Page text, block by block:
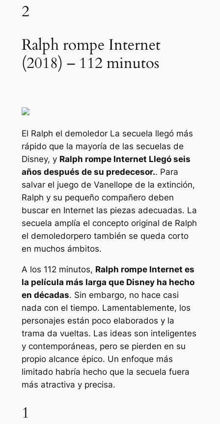
2
Ralph rompe Internet
(2018) – 112 minutos
El Ralph el demoledor La secuela llegó más
rápido que la mayoría de las secuelas de
Disney, y Ralph rompe Internet Llegó seis
años después de su predecesor.. Para
salvar el juego de Vanellope de la extinción,
Ralph y su pequeño compañero deben
buscar en Internet las piezas adecuadas. La
secuela amplía el concepto original de Ralph
el demoledorpero también se queda corto
en muchos ámbitos.
A los 112 minutos, Ralph rompe Internet es
la película más larga que Disney ha hecho
en décadas. Sin embargo, no hace casi
nada con el tiempo. Lamentablemente, los
personajes están poco elaborados y la
trama da vueltas. Las ideas son inteligentes
y contemporáneas, pero se pierden en su
propio alcance épico. Un enfoque más
limitado habría hecho que la secuela fuera
más atractiva y precisa.
1